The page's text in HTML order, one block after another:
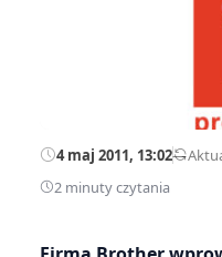
4 maj 2011, 13:02—
2 minuty czytania